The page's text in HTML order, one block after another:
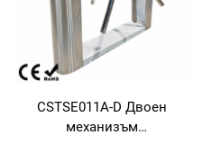
CSTSE011A-D Двоен
механизъм